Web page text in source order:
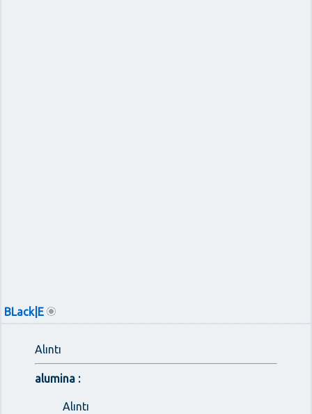
BLack|E
Alıntı
alumina :
Alıntı